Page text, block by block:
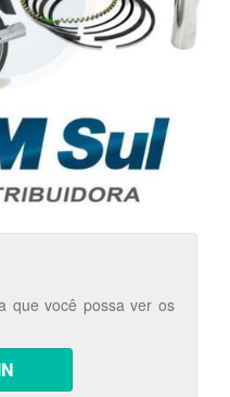
que você possa ver os